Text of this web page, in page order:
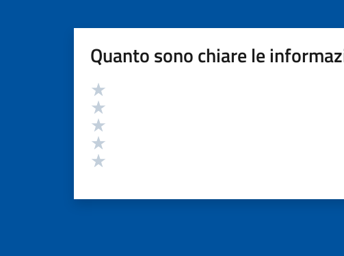
Quanto sono chiare le
Valutazione